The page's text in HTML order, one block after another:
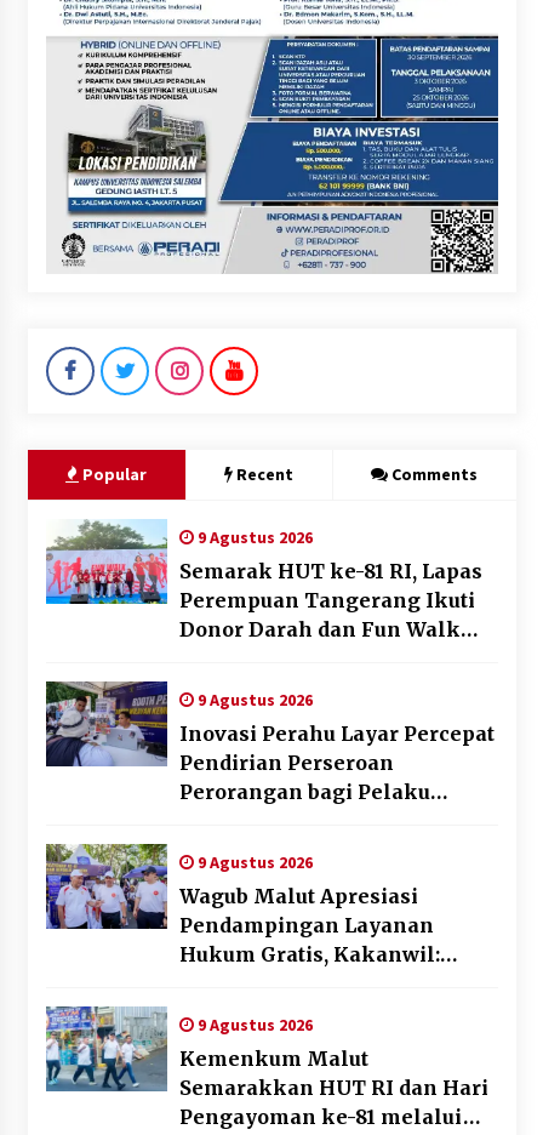
Popular Recent Comments
9 Agustus 2026
Semarak HUT ke-81 RI, Lapas
Perempuan Tangerang Ikuti
Donor Darah dan Fun Walk
Pemasyarakatan
9 Agustus 2026
Inovasi Perahu Layar Percepat
Pendirian Perseroan
Perorangan bagi Pelaku
9 Agustus 2026
Wagub Malut Apresiasi
Pendampingan Layanan
Hukum Gratis, Kakanwil:
Kini Rp0
9 Agustus 2026
Kemenkum Malut
Semarakkan HUT RI dan Hari
Pengayoman ke-81 melalui